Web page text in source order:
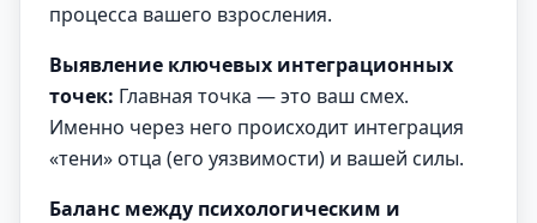
процесса вашего взросления.
Выявление ключевых интеграционных
точек: Главная точка — это ваш смех.
Именно через него происходит интеграция
«тени» отца (его уязвимости) и вашей силы.
Баланс между психологическим и